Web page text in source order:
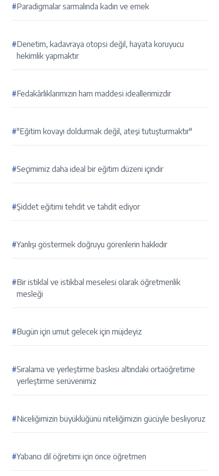
#Paradigmalar sarmalında kadın ve emek
#Denetim, kadavraya otopsi değil, hayata koruyucu
hekimlik yapmaktır
#Fedakârlıklarımızın ham maddesi ideallerimizdir
#"Eğitim kovayı doldurmak değil, ateşi tutuşturmaktır"
#Seçimimiz daha ideal bir eğitim düzeni içindir
#Şiddet eğitimi tehdit ve tahdit ediyor
#Yanlışı göstermek doğruyu görenlerin hakkıdır
#Bir istiklal ve istikbal meselesi olarak öğretmenlik
mesleği
#Bugün için umut gelecek için müjdeyiz
#Sıralama ve yerleştirme baskısı altındaki ortaöğretime
yerleştirme serüvenimiz
#Niceliğimizin büyüklüğünü niteliğimizin gücüyle besliyoruz
#Yabancı dil öğretimi için önce öğretmen